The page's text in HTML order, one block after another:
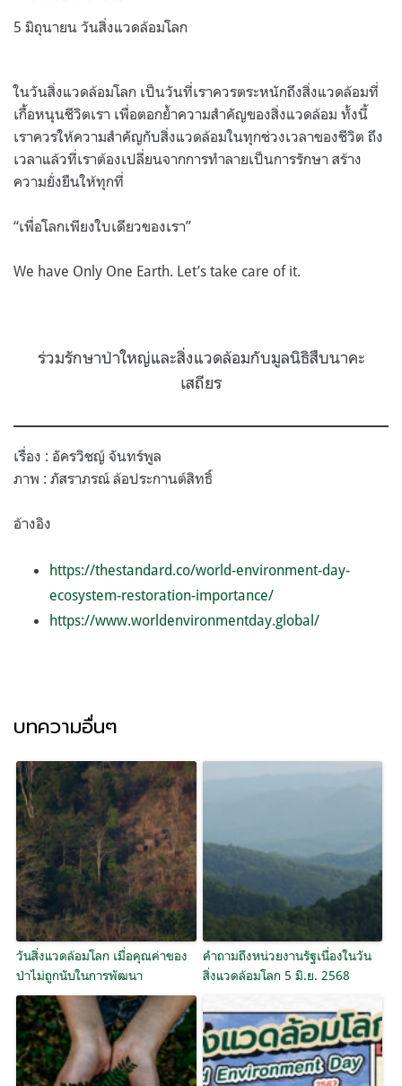
5 มิถุนายน วันสิ่งแวดล้อมโลก
ในวันสิ่งแวดล้อมโลก เป็นวันที่เราควรตระหนักถึงสิ่งแวดล้อมที่
เกื้อหนุนชีวิตเรา เพื่อตอกย้ำความสำคัญของสิ่งแวดล้อม ทั้งนี้
เราควรให้ความสำคัญกับสิ่งแวดล้อมในทุกช่วงเวลาของชีวิต ถึง
เวลาแล้วที่เราต้องเปลี่ยนจากการทำลายเป็นการรักษา สร้าง
ความยั่งยืนให้ทุกที่
“เพื่อโลกเพียงใบเดียวของเรา”
We have Only One Earth. Let’s take care of it.
ร่วมรักษาป่าใหญ่และสิ่งแวดล้อมกับมูลนิธิสืบนาคะ
เสถียร
เรื่อง : อัครวิชญ์ จันทร์พูล
ภาพ : ภัสราภรณ์ ล้อประกานต์สิทธิ์
อ้างอิง
https://thestandard.co/world-environment-day-
ecosystem-restoration-importance/
https://www.worldenvironmentday.global/
บทความอื่นๆ
วันสิ่งแวดล้อมโลก เมื่อคุณค่าของ
ป่าไม่ถูกนับในการพัฒนา
คำถามถึงหน่วยงานรัฐเนื่องในวัน
สิ่งแวดล้อมโลก 5 มิ.ย. 2568